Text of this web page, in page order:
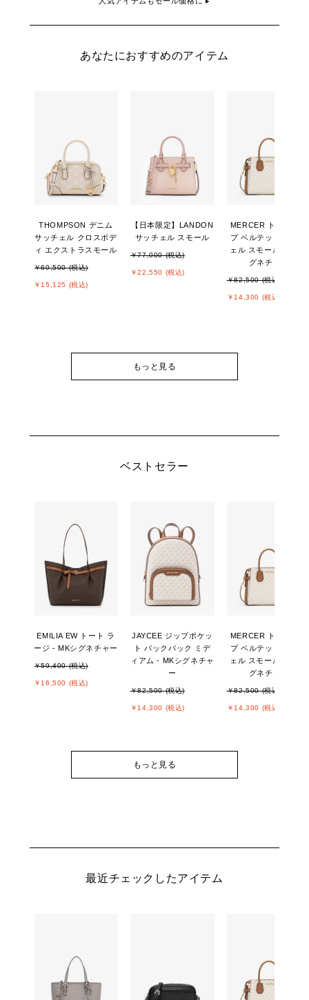
あなたにおすすめのアイテム
THOMPSON デニム
サッチェル クロスボデ
ィ エクストラスモール
￥60,500 (税込)
￥15,125 (税込)
【日本限定】LANDON
サッチェル スモール
￥77,000 (税込)
￥22,550 (税込)
MERCER トップジッ
プ ベルテッド サッチ
ェル スモール - MKシ
グネチャー
￥82,500 (税込)
￥14,300 (税込)
もっと見る
ベストセラー
EMILIA EW トート ラ
ージ - MKシグネチャー
￥59,400 (税込)
￥16,500 (税込)
JAYCEE ジップポケッ
ト バックパック ミデ
ィアム - MKシグネチャ
ー
￥82,500 (税込)
￥14,300 (税込)
MERCER トップジッ
プ ベルテッド サッチ
ェル スモール - MKシ
グネチャー
￥82,500 (税込)
￥14,300 (税込)
もっと見る
最近チェックしたアイテム